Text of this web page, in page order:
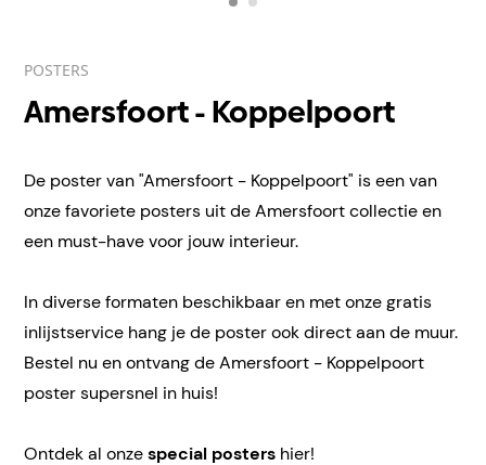
POSTERS
Amersfoort - Koppelpoort
De poster van "Amersfoort - Koppelpoort" is een van
onze favoriete posters uit de Amersfoort collectie en
een must-have voor jouw interieur.
In diverse formaten beschikbaar en met onze gratis
inlijstservice hang je de poster ook direct aan de muur.
Bestel nu en ontvang de Amersfoort - Koppelpoort
poster supersnel in huis!
Ontdek al onzespecial posters hier!